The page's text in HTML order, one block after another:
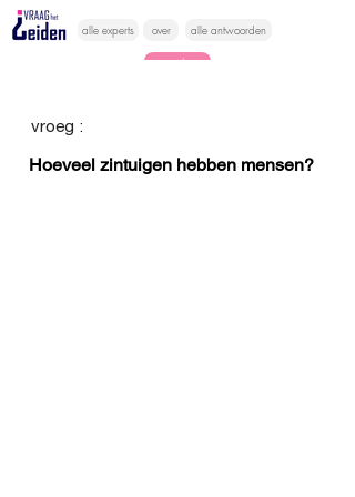
alle experts over alle antwoorden
vragen lessen
vroeg :
Hoeveel zintuigen hebben mensen?